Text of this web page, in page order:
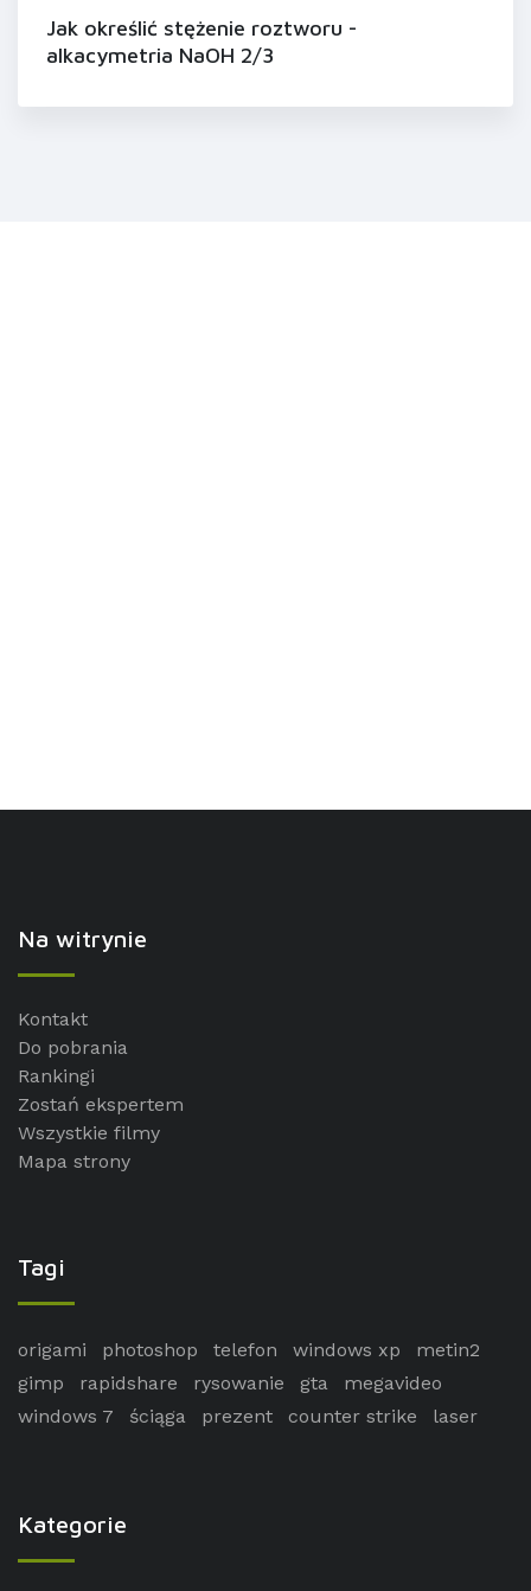
Jak określić stężenie roztworu -
alkacymetria NaOH 2/3
Na witrynie
Kontakt
Do pobrania
Rankingi
Zostań ekspertem
Wszystkie filmy
Mapa strony
Tagi
origami photoshop telefon windows xp
metin2
gimp
rapidshare rysowanie gta
megavideo
windows 7
ściąga prezent counter strike laser
Kategorie